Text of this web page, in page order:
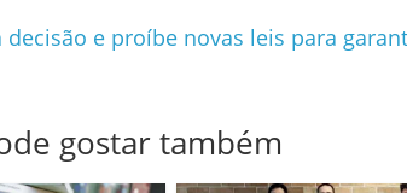
e proíbe novas leis para
gostar também